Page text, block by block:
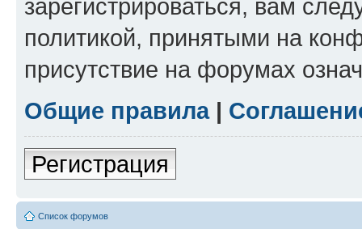
зарегистрироваться, вам
политикой, принятыми на
присутствие на форумах
Общие правила|
Регистрация
Список форумов